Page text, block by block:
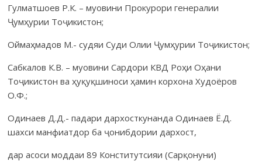
Гулматшоев Р.К. – муовини Прокурори генералии
Ҷумҳурии Тоҷикистон;
Оймаҳмадов М.- судяи Суди Олии Ҷумҳурии Тоҷикистон;
Сабкалов К.В. – муовини Сардори КВД Роҳи Оҳани
Тоҷикистон ва ҳуқуқшиноси ҳамин корхона Худоёров
О.Ф.;
Одинаев Д.Д.- падари дархосткунанда Одинаев Ё.Д.
шахси манфиатдор ба ҷонибдории дархост,
дар асоси моддаи 89 Конститутсияи (Сарқонуни)